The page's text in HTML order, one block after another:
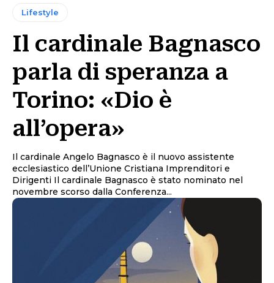
Lifestyle
Il cardinale Bagnasco
parla di speranza a
Torino: «Dio è
all’opera»
Il cardinale Angelo Bagnasco è il nuovo assistente
ecclesiastico dell’Unione Cristiana Imprenditori e
Dirigenti Il cardinale Bagnasco è stato nominato nel
novembre scorso dalla Conferenza...